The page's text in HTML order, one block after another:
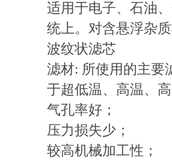
适用于电子、石油
统上。对含悬浮杂
波纹状滤芯
滤材: 所使用的主要
于超低温、高温、
气孔率好；
压力损失少；
较高机械加工性；